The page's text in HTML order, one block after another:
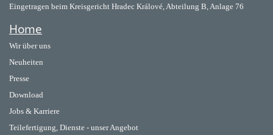
Eingetragen beim Kreisgericht Hradec Králové, Abteilung B, Anlage 76
Home
Wir über uns
Neuheiten
Presse
Download
Jobs & Karriere
Teilefertigung, Dienste - unser Angebot